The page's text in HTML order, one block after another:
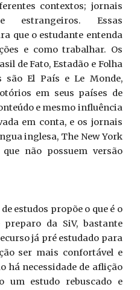
contextos; jornais
estrangeiros. Essas
que o estudante entenda
e como trabalhar. Os
de Fato, Estadão e Folha
são El País e Le Monde,
em seus países de
e mesmo influência
em conta, e os jornais
inglesa, The New York
não possuem versão
estudos propõe o que é o
da SiV, bastante
já pré estudado para
ser mais confortável e
há necessidade de aflição
um estudo rebuscado e